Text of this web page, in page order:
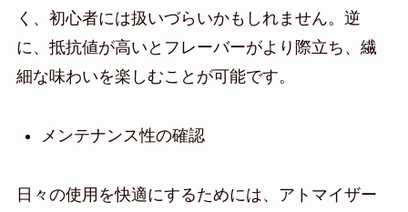
く、初心者には扱いづらいかもしれません。逆
に、抵抗値が高いとフレーバーがより際立ち、繊
細な味わいを楽しむことが可能です。
メンテナンス性の確認
日々の使用を快適にするためには、アトマイザー